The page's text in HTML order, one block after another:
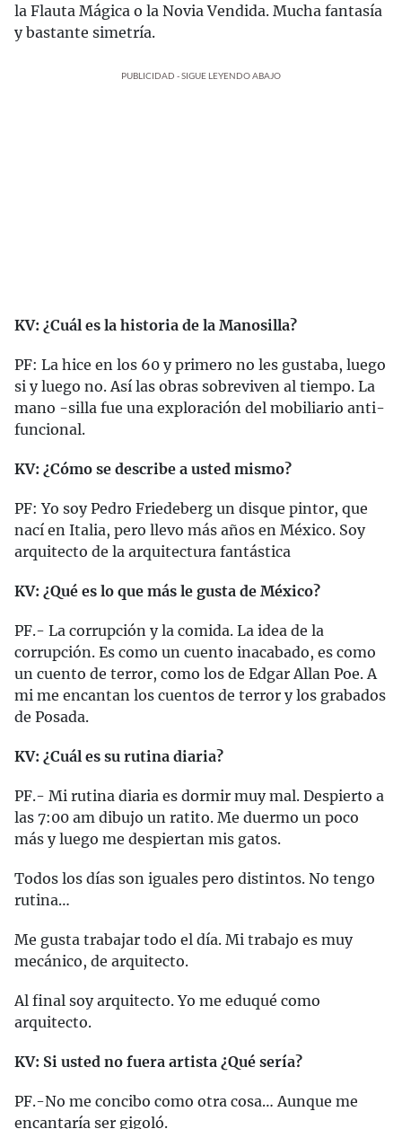
la Flauta Mágica o la Novia Vendida. Mucha fantasía
y bastante simetría.
PUBLICIDAD - SIGUE LEYENDO ABAJO
KV: ¿Cuál es la historia de la Manosilla?
PF: La hice en los 60 y primero no les gustaba, luego
si y luego no. Así las obras sobreviven al tiempo. La
mano -silla fue una exploración del mobiliario anti-
funcional.
KV: ¿Cómo se describe a usted mismo?
PF: Yo soy Pedro Friedeberg un disque pintor, que
nací en Italia, pero llevo más años en México. Soy
arquitecto de la arquitectura fantástica
KV: ¿Qué es lo que más le gusta de México?
PF.- La corrupción y la comida. La idea de la
corrupción. Es como un cuento inacabado, es como
un cuento de terror, como los de Edgar Allan Poe. A
mi me encantan los cuentos de terror y los grabados
de Posada.
KV: ¿Cuál es su rutina diaria?
PF.- Mi rutina diaria es dormir muy mal. Despierto a
las 7:00 am dibujo un ratito. Me duermo un poco
más y luego me despiertan mis gatos.
Todos los días son iguales pero distintos. No tengo
rutina…
Me gusta trabajar todo el día. Mi trabajo es muy
mecánico, de arquitecto.
Al final soy arquitecto. Yo me eduqué como
arquitecto.
KV: Si usted no fuera artista ¿Qué sería?
PF.-No me concibo como otra cosa… Aunque me
encantaría ser gigoló.